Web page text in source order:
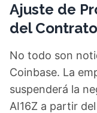
Ajuste de
del
No todo son
Coinbase. La
suspenderá la
AI16Z a partir